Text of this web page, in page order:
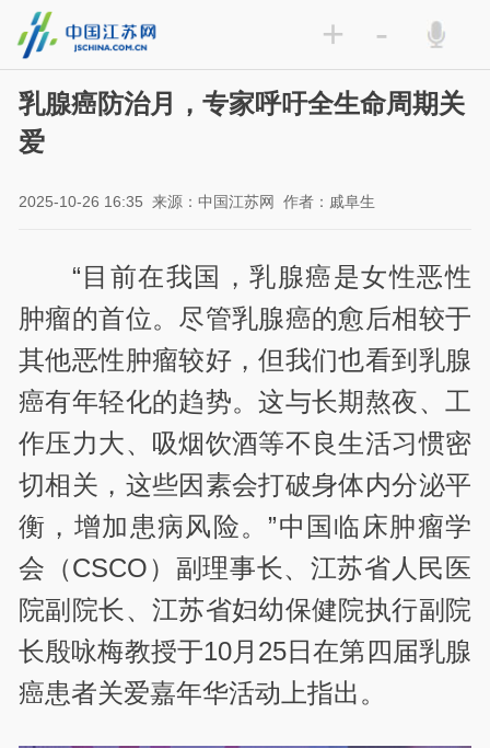
+ -
乳腺癌防治月，专家呼吁全生命周期关
爱
2025-10-26 16:35 来源：中国江苏网 作者：戚阜生
“目前在我国，乳腺癌是女性恶性
肿瘤的首位。尽管乳腺癌的愈后相较于
其他恶性肿瘤较好，但我们也看到乳腺
癌有年轻化的趋势。这与长期熬夜、工
作压力大、吸烟饮酒等不良生活习惯密
切相关，这些因素会打破身体内分泌平
衡，增加患病风险。”中国临床肿瘤学
会（CSCO）副理事长、江苏省人民医
院副院长、江苏省妇幼保健院执行副院
长殷咏梅教授于10月25日在第四届乳腺
癌患者关爱嘉年华活动上指出。